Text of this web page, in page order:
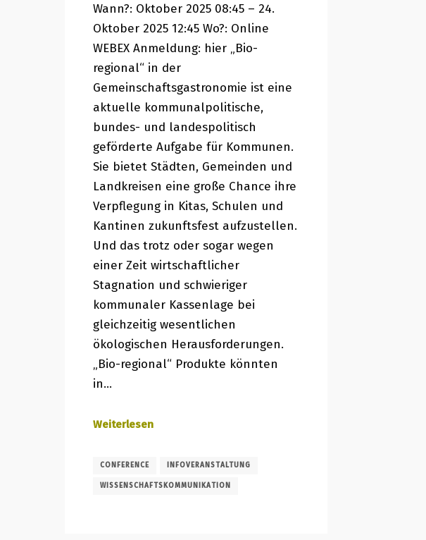
Wann?: Oktober 2025 08:45 – 24.
Oktober 2025 12:45 Wo?: Online
WEBEX Anmeldung: hier „Bio-
regional“ in der
Gemeinschaftsgastronomie ist eine
aktuelle kommunalpolitische,
bundes- und landespolitisch
geförderte Aufgabe für Kommunen.
Sie bietet Städten, Gemeinden und
Landkreisen eine große Chance ihre
Verpflegung in Kitas, Schulen und
Kantinen zukunftsfest aufzustellen.
Und das trotz oder sogar wegen
einer Zeit wirtschaftlicher
Stagnation und schwieriger
kommunaler Kassenlage bei
gleichzeitig wesentlichen
ökologischen Herausforderungen.
„Bio-regional“ Produkte könnten
in…
Weiterlesen
CONFERENCE INFOVERANSTALTUNG
WISSENSCHAFTSKOMMUNIKATION